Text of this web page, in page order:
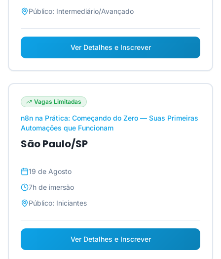
Público: Intermediário/Avançado
Ver Detalhes e Inscrever
Vagas Limitadas
n8n na Prática: Começando do Zero — Suas Primeiras
Automações que Funcionam
São Paulo/SP
19 de Agosto
7h de imersão
Público: Iniciantes
Ver Detalhes e Inscrever